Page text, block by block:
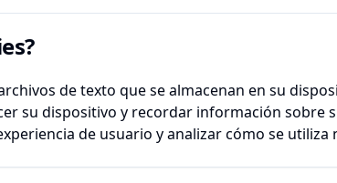
de texto que se almacenan en su
su dispositivo y recordar información sobre
de usuario y analizar cómo se utiliza